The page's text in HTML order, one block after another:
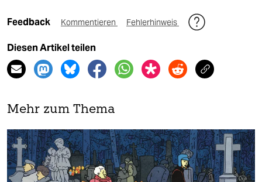
Feedback Kommentieren Fehlerhinweis
Diesen Artikel teilen
Mehr zum Thema